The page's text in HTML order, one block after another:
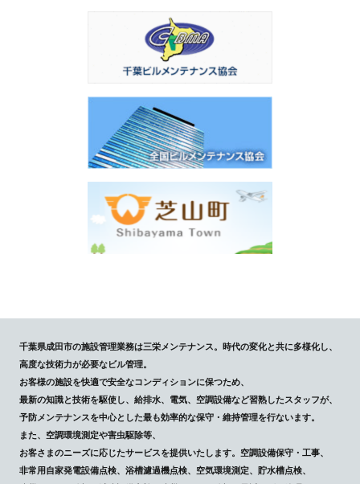
千葉県成田市の施設管理業務は三栄メンテナンス。時代の変化と共に多様化し、
高度な技術力が必要なビル管理。
お客様の施設を快適で安全なコンディションに保つため、
最新の知識と技術を駆使し、給排水、電気、空調設備など習熟したスタッフが、
予防メンテナンスを中心とした最も効率的な保守・維持管理を行ないます。
また、空調環境測定や害虫駆除等、
お客さまのニーズに応じたサービスを提供いたします。空調設備保守・工事、
非常用自家発電設備点検、浴槽濾過機点検、空気環境測定、貯水槽点検、